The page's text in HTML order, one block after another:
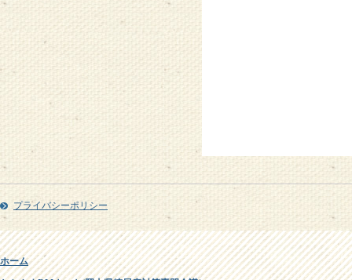
プライバシーポリシー
ホーム